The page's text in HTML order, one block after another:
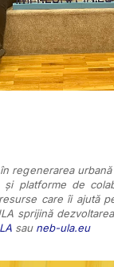
regenerarea
platforme de
care îi ajută
sprijină
sau neb-ula.eu